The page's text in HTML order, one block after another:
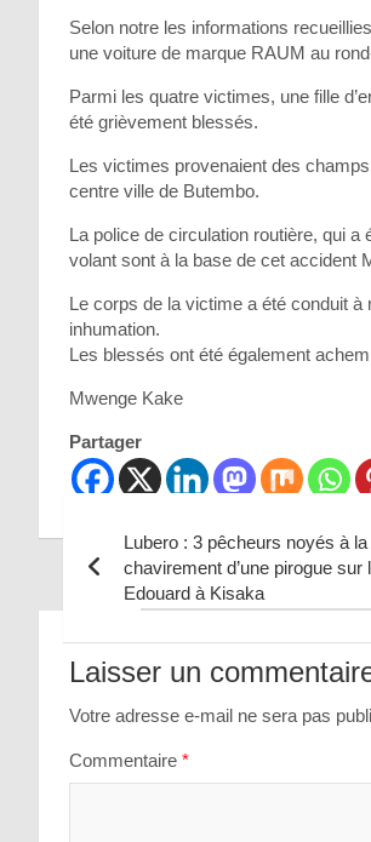
Selon notre les informations
une voiture de marque RAUM au
Parmi les quatre victimes, une fille
été grièvement blessés.
Les victimes provenaient des
centre ville de Butembo.
La police de circulation routière, qui a
volant sont à la base de cet accident
Le corps de la victime a été conduit
inhumation.
Les blessés ont été également
Mwenge Kake
Partager
Navigation
de
l’article
Lubero : 3 pêcheurs noyés à
chavirement d’une pirogue sur
Edouard à Kisaka
Laisser un
Votre adresse e-mail ne sera pas
Commentaire *